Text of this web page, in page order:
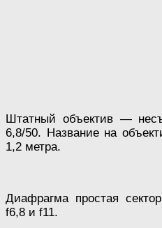
Штатный объектив —
6,8/50. Название на
1,2 метра.
Диафрагма простая
f6,8 и f11.